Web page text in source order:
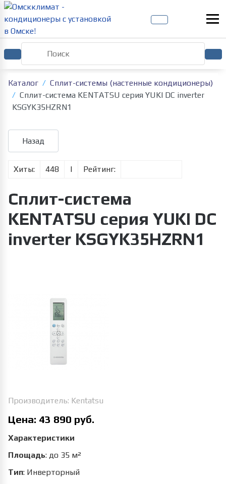
Каталог
Сплит-системы (настенные кондиционеры)
Сплит-система KENTATSU серия YUKI DC inverter
KSGYK35HZRN1
Хиты: 448 | Рейтинг:
Сплит-система
KENTATSU серия YUKI DC
inverter KSGYK35HZRN1
Производитель: Kentatsu
Цена: 43 890 руб.
Характеристики
Площадь: до 35 м²
Тип: Инверторный